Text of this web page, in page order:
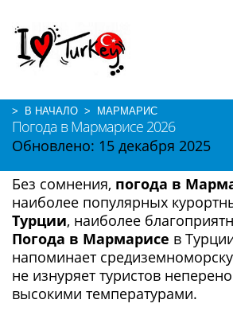
> В НАЧАЛО > МАРМАРИС
Погода в Мармарисе 2026
Обновлено: 15 декабря 2025
Без сомнения, погода в
наиболее популярных
Турции, наиболее
Погода в Мармарисе в
напоминает
не изнуряет туристов
высокими температурами.